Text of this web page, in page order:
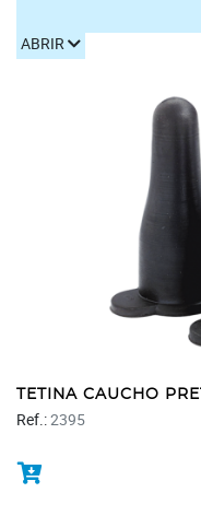
ABRIR
TETINA CAUCHO
Ref.:2395